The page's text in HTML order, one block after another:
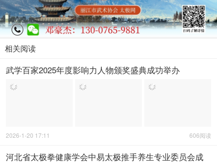
相关阅读
武学百家2025年度影响力人物颁奖盛典成功举办
606阅读
2026-1-20 17:11